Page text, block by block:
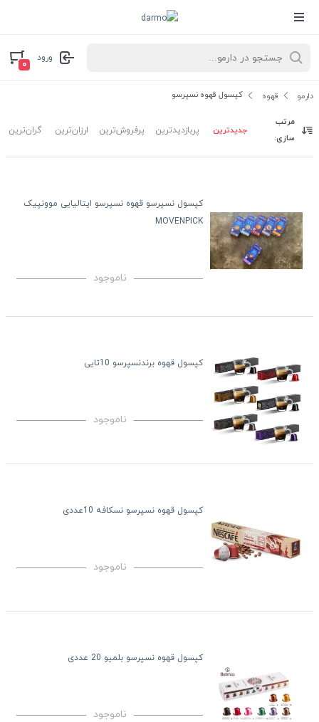
ورود
۰
دارمو قهوه کپسول قهوه نسپرسو
مرتب
سازی:
جدیدترین پربازدیدترین پرفروش‌ترین ارزان‌ترین گران‌ترین
کپسول نسپرسو قهوه نسپرسو ایتالیایی موونپیک
MOVENPICK
ناموجود
کپسول قهوه برندنسپرسو 10تایی
ناموجود
کپسول قهوه نسپرسو نسکافه 10عددی
ناموجود
کپسول قهوه نسپرسو بلمیو 20 عددی
ناموجود